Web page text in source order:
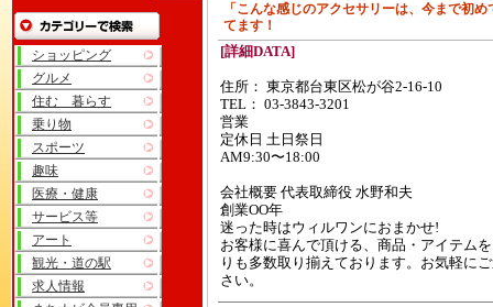
ショッピング
グルメ
住む 暮らす
乗り物
スポーツ
趣味
医療・健康
サービス等
アート
観光・道の駅
求人情報
「こんな感じのアクセサリーは、今まで初
てます！
[詳細DATA]
住所： 東京都台東区松が谷2-16-10
TEL： 03-3843-3201
営業
定休日 土日祭日
AM9:30〜18:00
会社概要 代表取締役 水野和夫
創業OO年
迷った時はウィルワンにおまかせ!
お客様に喜んで頂ける、商品・アイテム
りも多数取り揃えております。お気軽に
さい。